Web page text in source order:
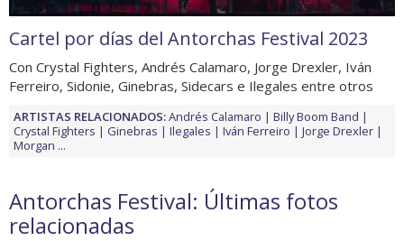
Cartel por días del Antorchas Festival 2023
Con Crystal Fighters, Andrés Calamaro, Jorge Drexler, Iván
Ferreiro, Sidonie, Ginebras, Sidecars e Ilegales entre otros
ARTISTAS RELACIONADOS:Andrés Calamaro
Billy Boom Band
Crystal Fighters
Ginebras Ilegales Iván Ferreiro
Jorge Drexler
Morgan ...
Antorchas Festival: Últimas fotos
relacionadas